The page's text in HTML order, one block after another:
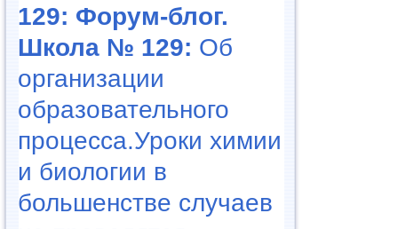
129: Форум-блог.
Школа № 129: Об
организации
образовательного
процесса.Уроки химии
и биологии в
большенстве случаев